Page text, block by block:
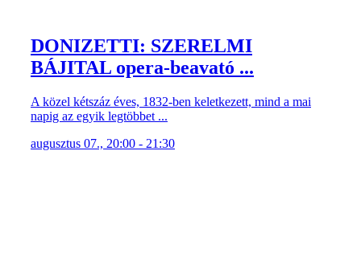
DONIZETTI: SZERELMI
BÁJITAL opera-beavató ...
A közel kétszáz éves, 1832-ben keletkezett, mind a mai
napig az egyik legtöbbet ...
augusztus 07., 20:00 - 21:30